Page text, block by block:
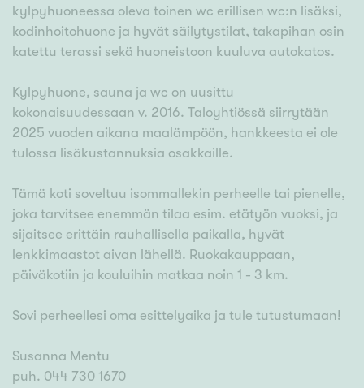
kylpyhuoneessa oleva toinen wc erillisen wc:n lisäksi,
kodinhoitohuone ja hyvät säilytystilat, takapihan osin
katettu terassi sekä huoneistoon kuuluva autokatos.
Kylpyhuone, sauna ja wc on uusittu
kokonaisuudessaan v. 2016. Taloyhtiössä siirrytään
2025 vuoden aikana maalämpöön, hankkeesta ei ole
tulossa lisäkustannuksia osakkaille.
Tämä koti soveltuu isommallekin perheelle tai pienelle,
joka tarvitsee enemmän tilaa esim. etätyön vuoksi, ja
sijaitsee erittäin rauhallisella paikalla, hyvät
lenkkimaastot aivan lähellä. Ruokakauppaan,
päiväkotiin ja kouluihin matkaa noin 1 - 3 km.
Sovi perheellesi oma esittelyaika ja tule tutustumaan!
Susanna Mentu
puh. 044 730 1670